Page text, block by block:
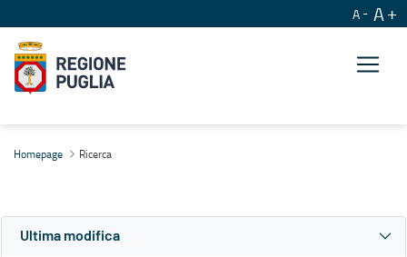
A A
Homepage Ricerca
Ultima modifica